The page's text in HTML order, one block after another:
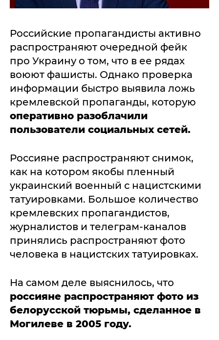
Российские пропагандисты активно
распространяют очередной фейк
про Украину о том, что в ее рядах
воюют фашисты. Однако проверка
информации быстро выявила ложь
кремлевской пропаганды, которую
оперативно разоблачили
пользователи социальных сетей.
Россияне распространяют снимок,
как на котором якобы пленный
украинский военный с нацистскими
татуировками. Большое количество
кремлевских пропагандистов,
журналистов и телеграм-каналов
принялись распространяют фото
человека в нацистских татуировках.
На самом деле выяснилось, что
россияне распространяют фото из
белорусской тюрьмы, сделанное в
Могилеве в 2005 году.